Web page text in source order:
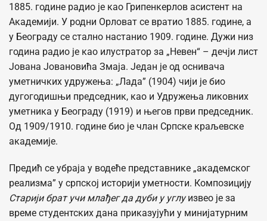
1885. године радио је као Грипенкерлов асистент на
Академији. У родни Орловат се вратио 1885. године, а
у Београду се стално настанио 1909. године. Дужи низ
година радио је као илустратор за „Невен“ – дечји лист
Јована Јовановића Змаја. Један је од оснивача
уметничких удружења: „Лада” (1904) чији је био
дугогодишњи председник, као и Удружења ликовних
уметника у Београду (1919) и његов први председник.
Од 1909/1910. године био је члан Српске краљевске
академије.
Предић се убраја у водеће представнике „академског
реализма” у српској историји уметности. Композицију
Старији брат учи млађег да дуби у углуизвео је за
време студентских дана приказујући у минијатурним